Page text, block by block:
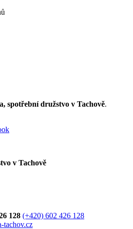
spotřební družstvo v Tachově.
v Tachově
128 (+420) 602 426 128
tachov.cz